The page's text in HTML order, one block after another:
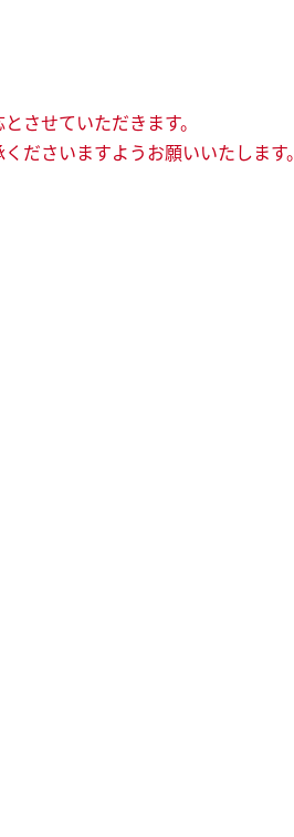
させていただきます。
ださいますようお願いいたします。